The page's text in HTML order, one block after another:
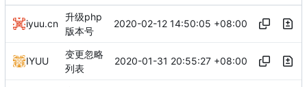
iyuu.cn
升级php
版本号
2020-02-12 14:50:05 +08:00
IYUU
变更忽略
列表
2020-01-31 20:55:27 +08:00